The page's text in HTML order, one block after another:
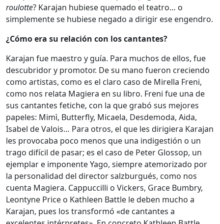
roulotte? Karajan hubiese quemado el teatro… o
simplemente se hubiese negado a dirigir ese engendro.
¿Cómo era su relación con los cantantes?
Karajan fue maestro y guía. Para muchos de ellos, fue
descubridor y promotor. De su mano fueron creciendo
como artistas, como es el claro caso de Mirella Freni,
como nos relata Magiera en su libro. Freni fue una de
sus cantantes fetiche, con la que grabó sus mejores
papeles: Mimì, Butterfly, Micaela, Desdemoda, Aida,
Isabel de Valois… Para otros, el que les dirigiera Karajan
les provocaba poco menos que una indigestión o un
trago difícil de pasar; es el caso de Peter Glossop, un
ejemplar e imponente Yago, siempre atemorizado por
la personalidad del director salzburgués, como nos
cuenta Magiera. Cappuccilli o Vickers, Grace Bumbry,
Leontyne Price o Kathleen Battle le deben mucho a
Karajan, pues los transformó «de cantantes a